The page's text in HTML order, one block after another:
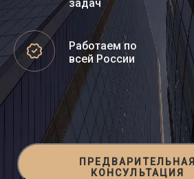
задач
Работаем по
всей России
ПРЕДВАРИТЕЛЬНАЯ
КОНСУЛЬТАЦИЯ